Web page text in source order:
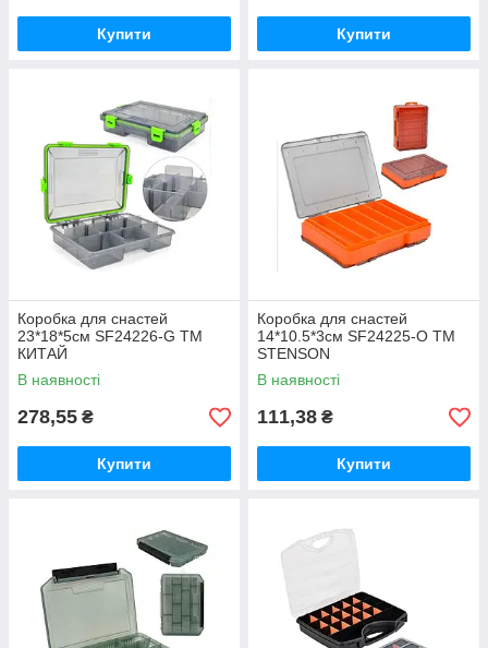
Купити Купити
Коробка для снастей
23*18*5см SF24226-G ТМ
КИТАЙ
В наявності
278,55 ₴
Купити
Коробка для снастей
14*10.5*3см SF24225-O ТМ
STENSON
В наявності
111,38 ₴
Купити